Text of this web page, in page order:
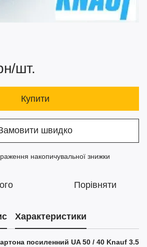
шт.
Купити
швидко
накопичувальної знижки
Порівняти
Характеристики
посиленний UA 50 / 40 Knauf 3.5